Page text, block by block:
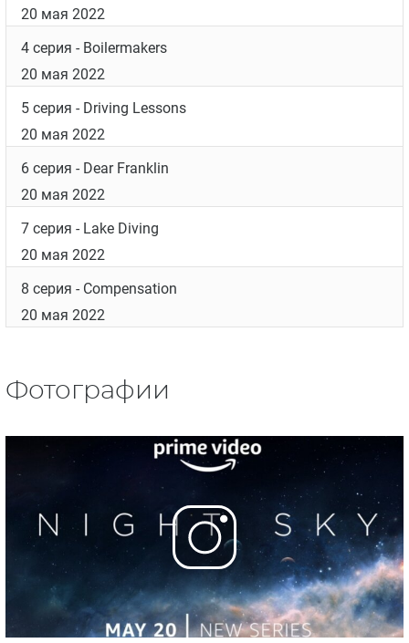
20 мая 2022
4 серия - Boilermakers
20 мая 2022
5 серия - Driving Lessons
20 мая 2022
6 серия - Dear Franklin
20 мая 2022
7 серия - Lake Diving
20 мая 2022
8 серия - Compensation
20 мая 2022
Фотографии